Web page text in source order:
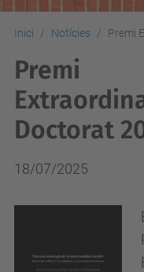
Inici Notícies Premi
Premi
Doctorat
18/07/2025